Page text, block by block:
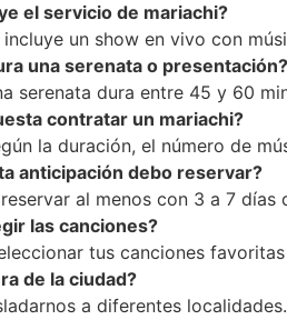
el servicio de mariachi?
un show en vivo con
una serenata o presentación?
serenata dura entre 45 y 60
contratar un mariachi?
la duración, el número de
anticipación debo reservar?
al menos con 3 a 7
las canciones?
tus canciones
de la ciudad?
a diferentes